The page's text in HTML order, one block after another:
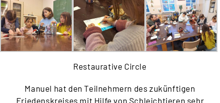
Restaurative Circle
Manuel hat den Teilnehmern des zukünftigen
Friedenskreises mit Hilfe von Schleichtieren sehr